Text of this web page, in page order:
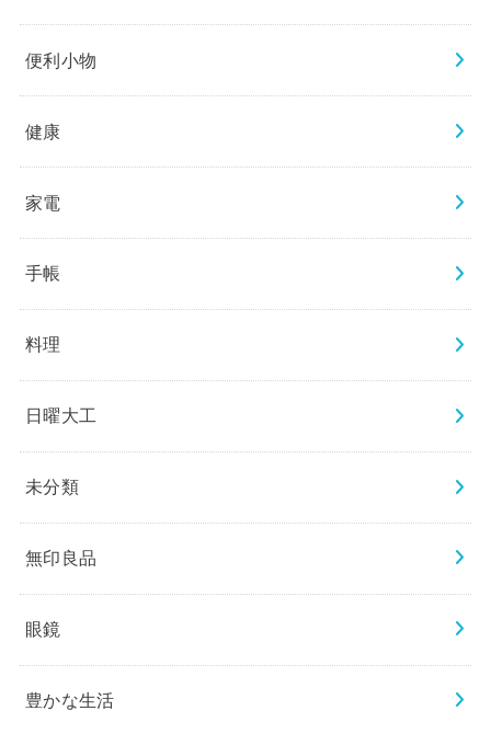
便利小物
健康
家電
手帳
料理
日曜大工
未分類
無印良品
眼鏡
豊かな生活